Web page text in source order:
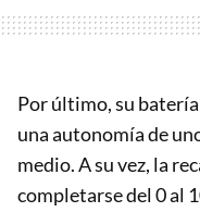
Por último, su
una autonomía de
medio. A su vez, la
completarse del 0 al